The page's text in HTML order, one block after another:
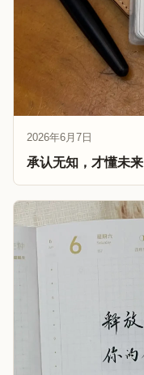
2026年6月7日
承认无知，才懂未来